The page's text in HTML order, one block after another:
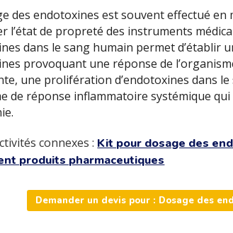
des endotoxines est souvent effectué
l’état de propreté des instruments
dans le sang humain permet d’établir
provoquant une réponse de
une prolifération d’endotoxines dans le
de réponse inflammatoire systémique
connexes : Kit pour dosage des
produits pharmaceutiques
Demander un devis pour : Dosage des